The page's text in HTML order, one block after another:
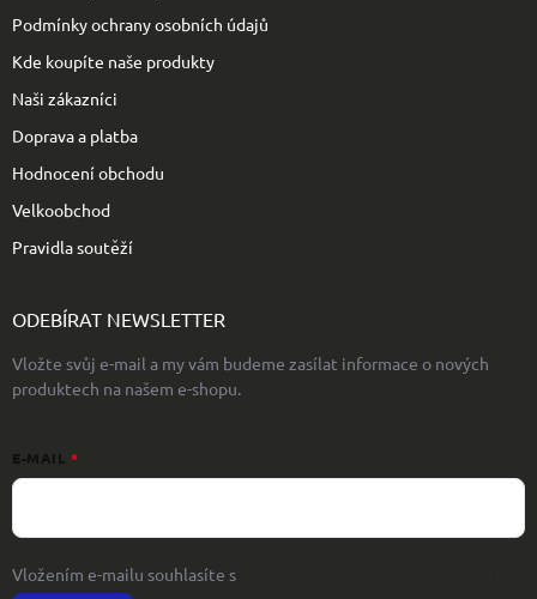
Podmínky ochrany osobních údajů
Kde koupíte naše produkty
Naši zákazníci
Doprava a platba
Hodnocení obchodu
Velkoobchod
Pravidla soutěží
ODEBÍRAT NEWSLETTER
Vložte svůj e-mail a my vám budeme zasílat informace o nových
produktech na našem e-shopu.
E-MAIL
Vložením e-mailu souhlasíte s